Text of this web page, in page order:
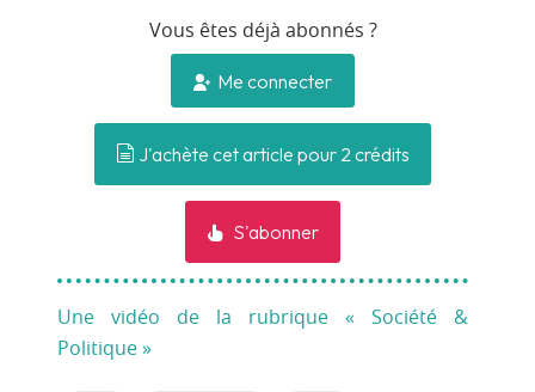
Vous êtes déjà abonnés ?
Me connecter
J'achète cet article pour 2 crédits
S'abonner
Une vidéo de la rubrique « Société &
Politique »